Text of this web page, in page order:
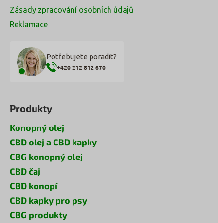
Zásady zpracování osobních údajů
Reklamace
Potřebujete poradit?
+420 212 812 670
Produkty
Konopný olej
CBD olej a CBD kapky
CBG konopný olej
CBD čaj
CBD konopí
CBD kapky pro psy
CBG produkty